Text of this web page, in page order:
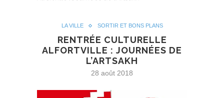
LA VILLE SORTIR ET BONS PLANS
RENTRÉE CULTURELLE
ALFORTVILLE : JOURNÉES DE
L’ARTSAKH
28 août 2018